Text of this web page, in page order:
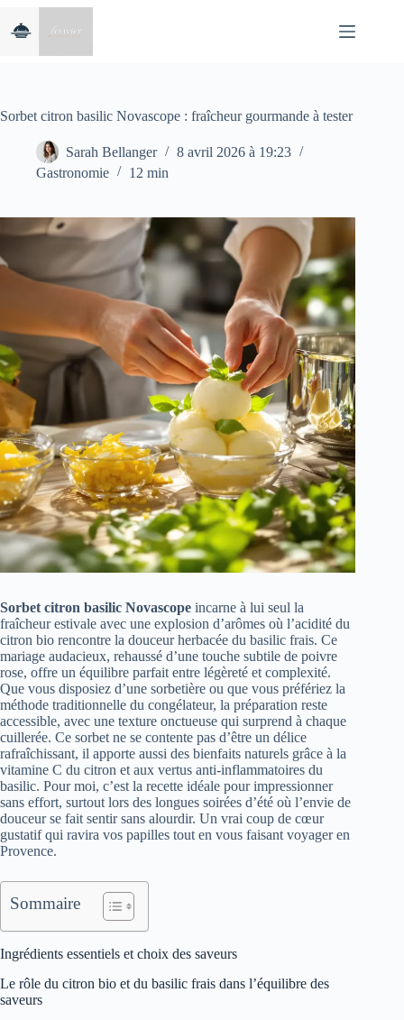
contenu
Sorbet citron basilic Novascope : fraîcheur gourmande à tester
Sarah Bellanger
8 avril 2026 à 19:23
Gastronomie
12 min
Sorbet citron basilic Novascope incarne à lui seul la
fraîcheur estivale avec une explosion d’arômes où l’acidité du
citron bio rencontre la douceur herbacée du basilic frais. Ce
mariage audacieux, rehaussé d’une touche subtile de poivre
rose, offre un équilibre parfait entre légèreté et complexité.
Que vous disposiez d’une sorbetière ou que vous préfériez la
méthode traditionnelle du congélateur, la préparation reste
accessible, avec une texture onctueuse qui surprend à chaque
cuillerée. Ce sorbet ne se contente pas d’être un délice
rafraîchissant, il apporte aussi des bienfaits naturels grâce à la
vitamine C du citron et aux vertus anti-inflammatoires du
basilic. Pour moi, c’est la recette idéale pour impressionner
sans effort, surtout lors des longues soirées d’été où l’envie de
douceur se fait sentir sans alourdir. Un vrai coup de cœur
gustatif qui ravira vos papilles tout en vous faisant voyager en
Provence.
Sommaire
Ingrédients essentiels et choix des saveurs
Le rôle du citron bio et du basilic frais dans l’équilibre des
saveurs